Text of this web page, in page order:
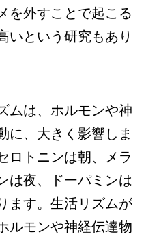
を外すことで起こる
いという研究もあり
ムは、ホルモンや神
に、大きく影響しま
ロトニンは朝、メラ
は夜、ドーパミンは
ます。生活リズムが
ルモンや神経伝達物